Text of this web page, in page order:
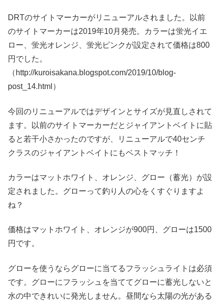
DRTのサイトマーカーがリニューアルされました。以前
のサイトマーカーは2019年10月発売。カラーは蛍光イエ
ロー、蛍光オレンジ、蛍光ピンクが設定されて価格は800
円でした。
（http://kuroisakana.blogspot.com/2019/10/blog-
post_14.html）
今回のリニューアルではデザインとサイズが見直しされて
ます。以前のサイトマーカーだとジャイアントベイトに貼
ると若干小さかったのですが、リニューアルで40センチ
クラスのジャイアントベイトにもベストマッチ！
カラーはマットホワイト、オレンジ、グロー（蓄光）が設
定されました。グローって釣り人の心をくすぐりますよ
ね？
価格はマットホワイト、オレンジが900円、グローは1500
円です。
グローを使うならグローに当てるフラッシュライトは必須
です。グローにフラッシュを当ててグローに蓄光しないと
水の中できれいに発光しません。昼間なら太陽の光がある